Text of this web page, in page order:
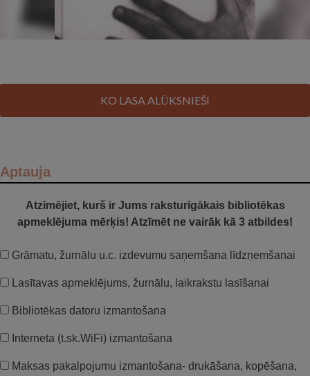
KO LASA ALŪKSNIEŠI
Aptauja
Atzīmējiet, kurš ir Jums raksturīgākais bibliotēkas
apmeklējuma mērķis! Atzīmēt ne vairāk kā 3 atbildes!
Grāmatu, žurnālu u.c. izdevumu saņemšana līdzņemšanai
Lasītavas apmeklējums, žurnālu, laikrakstu lasīšanai
Bibliotēkas datoru izmantošana
Interneta (t.sk.WiFi) izmantošana
Maksas pakalpojumu izmantošana- drukāšana, kopēšana,